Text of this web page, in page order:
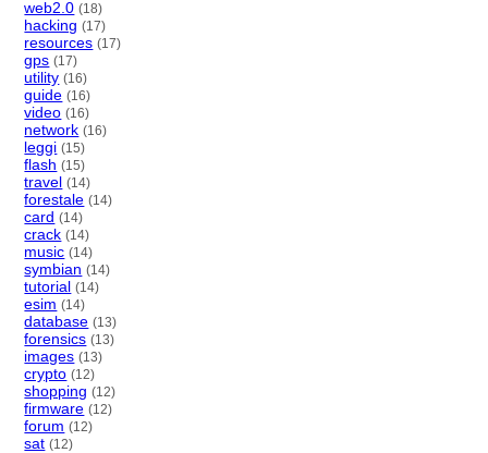
web2.0 (18)
hacking (17)
resources (17)
gps (17)
utility (16)
guide (16)
video (16)
network (16)
leggi (15)
flash (15)
travel (14)
forestale (14)
card (14)
crack (14)
music (14)
symbian (14)
tutorial (14)
esim (14)
database (13)
forensics (13)
images (13)
crypto (12)
shopping (12)
firmware (12)
forum (12)
sat (12)